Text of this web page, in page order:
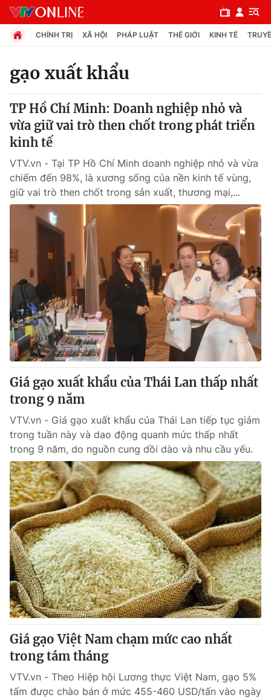
Chuyên mục
Chính trị
Pháp luật
Thế giới
Tin tức
Thế giới đó đây
Câu chuyện quốc tế
Kinh tế
Tài chính
Thị trường
Góc doanh nghiệp
Dữ liệu và đời sống
Truyền hình
Phim VTV
Hậu trường
Nhân vật
Khán giả
Giải sao mai
Giải trí
Điện ảnh
Âm nhạc
Sao
Đời sống
Du lịch
Làm đẹp
Chất lượng cuộc sống
Giáo dục
Tuyển sinh
Học trực tuyến
Công nghệ
Hitech Công nghệ tương lai
Sản phẩm
Thị trường
Tư vấn
Giao lưu trực tuyến
Lịch phát sóng
Chuyên mục khác
Emagazine Podcast
Photo Infographic
CHÍNH TRỊ XÃ HỘI PHÁP LUẬT THẾ GIỚI KINH TẾ
gạo xuất khẩu
TP Hồ Chí Minh: Doanh nghiệp nhỏ và
vừa giữ vai trò then chốt trong phát triển
kinh tế
VTV.vn - Tại TP Hồ Chí Minh doanh nghiệp nhỏ và vừa
chiếm đến 98%, là xương sống của nền kinh tế vùng,
giữ vai trò then chốt trong sản xuất, thương mại,...
Giá gạo xuất khẩu của Thái Lan thấp nhất
trong 9 năm
VTV.vn - Giá gạo xuất khẩu của Thái Lan tiếp tục giảm
trong tuần này và dao động quanh mức thấp nhất
trong 9 năm, do nguồn cung dồi dào và nhu cầu yếu.
Giá gạo Việt Nam chạm mức cao nhất
trong tám tháng
VTV.vn - Theo Hiệp hội Lương thực Việt Nam, gạo 5%
tấm được chào bán ở mức 455-460 USD/tấn vào ngày